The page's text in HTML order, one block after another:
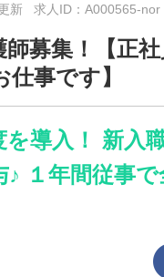
新 求人ID：A000565-nor
師募集！【正
事です】
導入！ 新入
♪ １年間従事